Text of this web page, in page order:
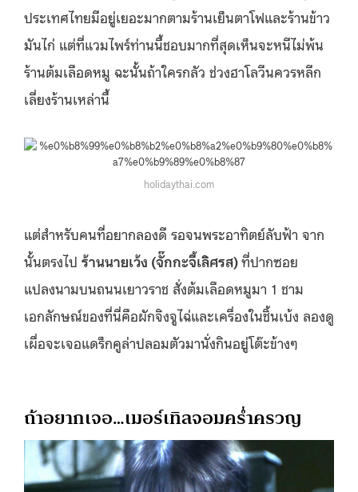
ประเทศไทยมีอยู่เยอะมากตามร้านเย็นตาโฟและร้านข้าว
มันไก่ แต่ที่แวมไพร์ท่านนี้ชอบมากที่สุดเห็นจะหนีไม่พ้น
ร้านต้มเลือดหมู ฉะนั้นถ้าใครกลัว ช่วงฮาโลวีนควรหลีก
เลี่ยงร้านเหล่านี้
holidaythai.com
แต่สำหรับคนที่อยากลองดี รอจนพระอาทิตย์ลับฟ้า จาก
นั้นตรงไป ร้านนายเว้ง (จั๊กกะจี้เลิศรส)ที่ปากซอย
แปลงนามบนถนนเยาวราช สั่งต้มเลือดหมูมา 1 ชาม
เอกลักษณ์ของที่นี่คือผักจิงจูไฉ่และเครื่องในชิ้นเบ้ง ลองดู
เผื่อจะเจอแดร็กคูล่าปลอมตัวมานั่งกินอยู่โต๊ะข้างๆ
ถ้าอยากเจอ…เมอร์เทิลจอมคร่ำครวญ